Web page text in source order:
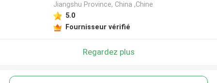
Jiangshu Province, China ,Chine
5.0
Fournisseur vérifié
Regardez plus